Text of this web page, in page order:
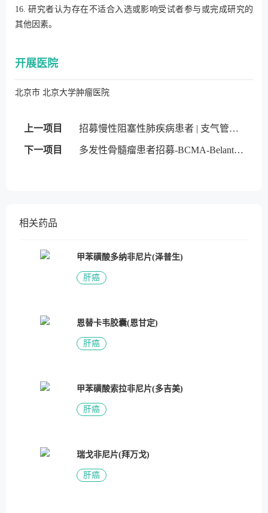
16. 研究者认为存在不适合入选或影响受试者参与或完成研究的
其他因素。
开展医院
北京市 北京大学肿瘤医院
上一项目 招募慢性阻塞性肺疾病患者 | 支气管内活瓣
下一项目 多发性骨髓瘤患者招募-BCMA-Belantamab mafodotin
相关药品
甲苯磺酸多纳非尼片(泽普生)
肝癌
恩替卡韦胶囊(恩甘定)
肝癌
甲苯磺酸索拉非尼片(多吉美)
肝癌
瑞戈非尼片(拜万戈)
肝癌